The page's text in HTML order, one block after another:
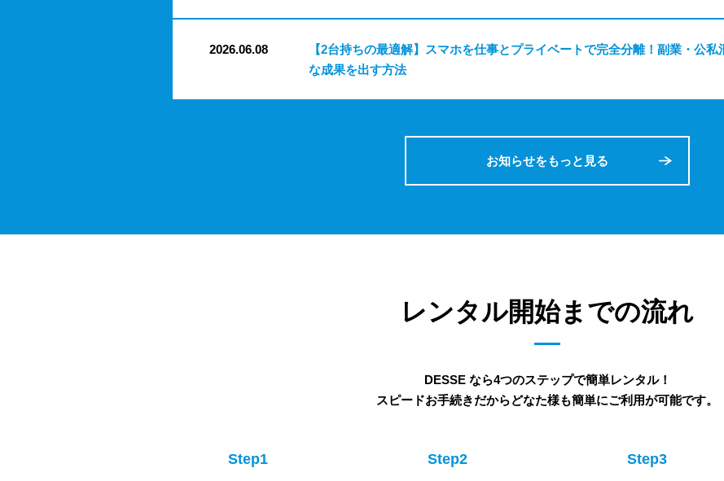
2026.06.08
【2台持ちの最適解】スマホを仕事とプライベートで完全分離！副業・公
な成果を出す方法
お知らせをもっと見る
レンタル開始までの流れ
DESSE なら4つのステップで簡単レンタル！
スピードお手続きだからどなた様も簡単にご利用が可能です。
Step1 Step2 Step3